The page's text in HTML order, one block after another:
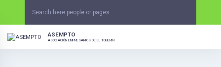
ASEMPTO
ASOCIACIÓN EMPRESARIOS DE EL TOBERIN